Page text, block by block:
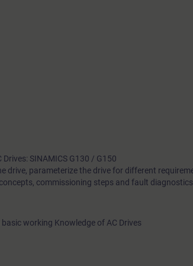
SINAMICS G130 / G150
drive, parameterize the drive for different
commissioning steps and fault
working Knowledge of AC Drives